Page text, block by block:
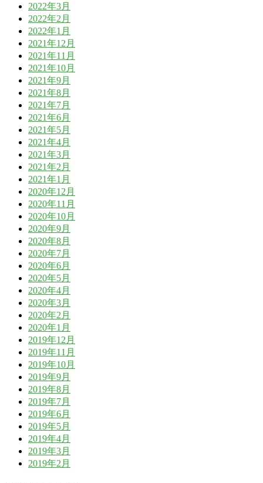
2022年3月
2022年2月
2022年1月
2021年12月
2021年11月
2021年10月
2021年9月
2021年8月
2021年7月
2021年6月
2021年5月
2021年4月
2021年3月
2021年2月
2021年1月
2020年12月
2020年11月
2020年10月
2020年9月
2020年8月
2020年7月
2020年6月
2020年5月
2020年4月
2020年3月
2020年2月
2020年1月
2019年12月
2019年11月
2019年10月
2019年9月
2019年8月
2019年7月
2019年6月
2019年5月
2019年4月
2019年3月
2019年2月